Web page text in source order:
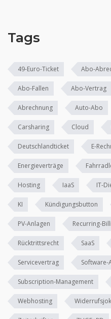
Tags
49-Euro-Ticket Abo-
Abo-Fallen Abo-Vertrag
Abrechnung Auto-Abo
Carsharing Cloud
Deutschlandticket E-
Energieverträge
Hosting IaaS IT-
KI Kündigungsbutton
PV-Anlagen Recurring-
Rücktrittsrecht SaaS
Servicevertrag Software-
Subscription-Management
Webhosting